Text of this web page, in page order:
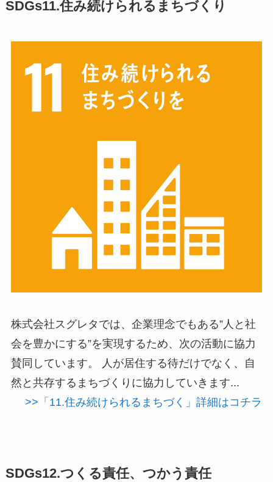
SDGs11.住み続けられるまちづくり
株式会社スグレタでは、企業理念でもある”人と社
会を豊かにする”を実現するため、次の活動に協力
賛同しています。 人が居住する待だけでなく、自
然と共存するまちづくりに協力していきます...
>>「11.住み続けられるまちづく」詳細はコチラ
SDGs12.つくる責任、つかう責任